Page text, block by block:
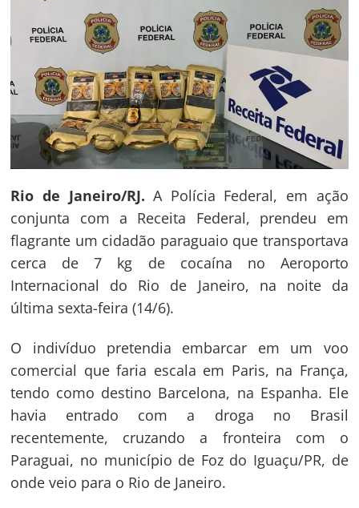
Rio de Janeiro/RJ. A Polícia Federal, em ação
conjunta com a Receita Federal, prendeu em
flagrante um cidadão paraguaio que transportava
cerca de 7 kg de cocaína no Aeroporto
Internacional do Rio de Janeiro, na noite da
última sexta-feira (14/6).
O indivíduo pretendia embarcar em um voo
comercial que faria escala em Paris, na França,
tendo como destino Barcelona, na Espanha. Ele
havia entrado com a droga no Brasil
recentemente, cruzando a fronteira com o
Paraguai, no município de Foz do Iguaçu/PR, de
onde veio para o Rio de Janeiro.